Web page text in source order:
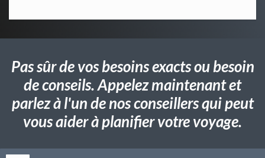
Pas sûr de vos besoins exacts ou besoin
de conseils. Appelez maintenant et
parlez à l'un de nos conseillers qui peut
vous aider à planifier votre voyage.